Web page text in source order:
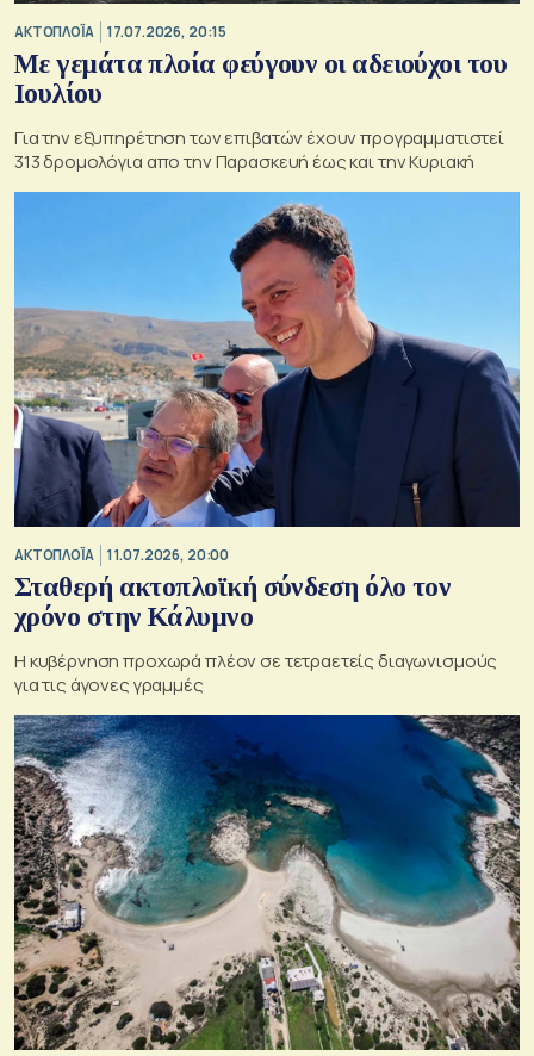
ΑΚΤΟΠΛΟΪΑ 17.07.2026, 20:15
Με γεμάτα πλοία φεύγουν οι αδειούχοι του
Ιουλίου
Για την εξυπηρέτηση των επιβατών έχουν προγραμματιστεί
313 δρομολόγια απο την Παρασκευή έως και την Κυριακή
ΑΚΤΟΠΛΟΪΑ 11.07.2026, 20:00
Σταθερή ακτοπλοϊκή σύνδεση όλο τον
χρόνο στην Κάλυμνο
Η κυβέρνηση προχωρά πλέον σε τετραετείς διαγωνισμούς
για τις άγονες γραμμές